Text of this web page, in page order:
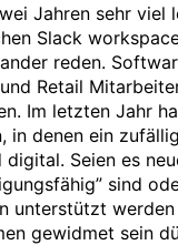
Jahren sehr viel
Slack
reden.
Retail
Im letzten Jahr
in denen ein
digital. Seien es
sind
unterstützt werden
gewidmet sein